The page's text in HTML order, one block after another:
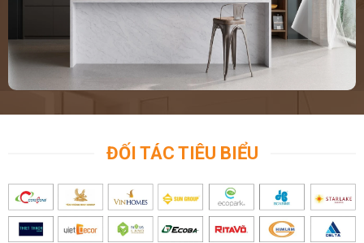
ĐỐI TÁC TIÊU BIỂU